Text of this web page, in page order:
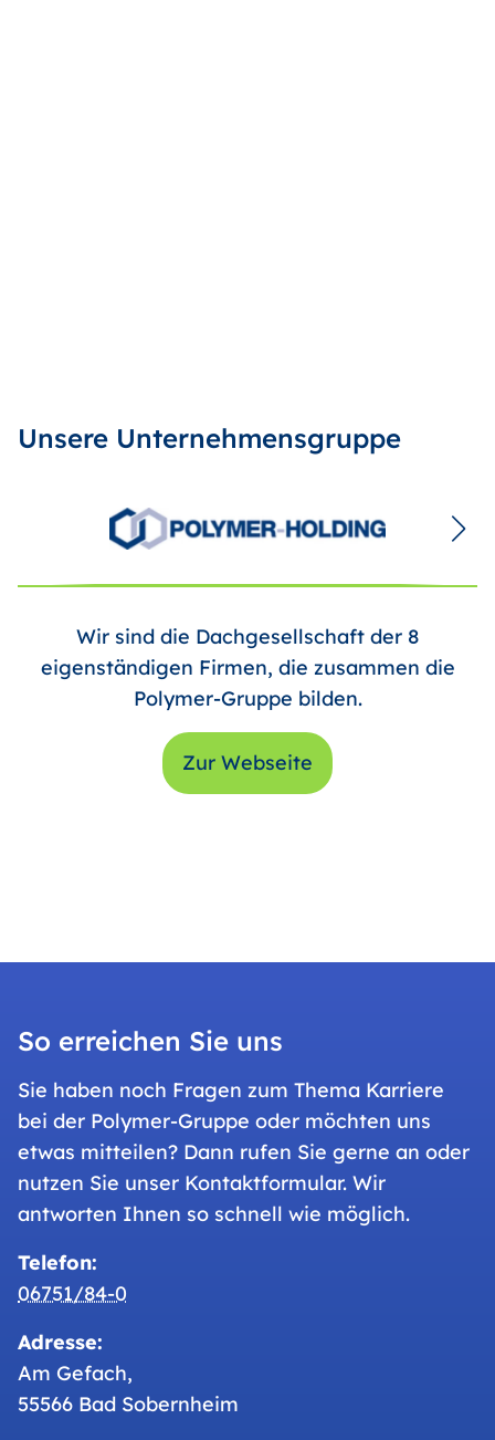
Unsere Unternehmensgruppe
Wir sind die Dachgesellschaft der 8
eigenständigen Firmen, die zusammen die
Polymer-Gruppe bilden.
Zur Webseite
So erreichen Sie uns
Sie haben noch Fragen zum Thema Karriere
bei der Polymer-Gruppe oder möchten uns
etwas mitteilen? Dann rufen Sie gerne an oder
nutzen Sie unser Kontaktformular. Wir
antworten Ihnen so schnell wie möglich.
Telefon:
06751/84-0
Adresse:
Am Gefach,
55566 Bad Sobernheim